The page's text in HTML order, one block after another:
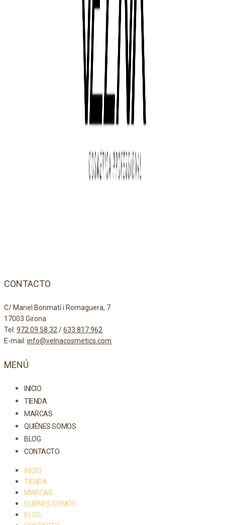
CONTACTO
C/ Manel Bonmatí i Romaguera, 7
17003 Girona
Tel: 972 09 58 32/633 817 962
E-mail: info@velnacosmetics.com
MENÚ
INICIO
TIENDA
MARCAS
QUIÉNES SOMOS
BLOG
CONTACTO
INICIO
TIENDA
MARCAS
QUIÉNES SOMOS
BLOG